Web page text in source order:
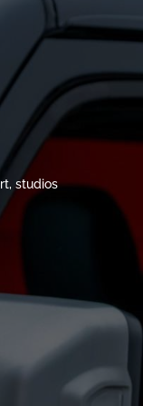
studios